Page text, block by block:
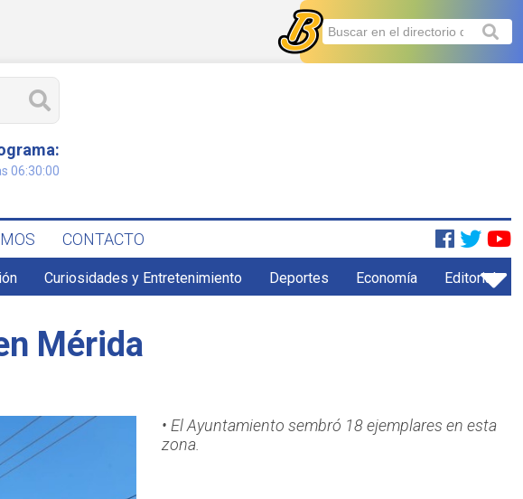
06:30:00
CONTACTO
Curiosidades y Entretenimiento Deportes Economía Editorial
Mérida
• El Ayuntamiento sembró 18 ejemplares en esta
zona.